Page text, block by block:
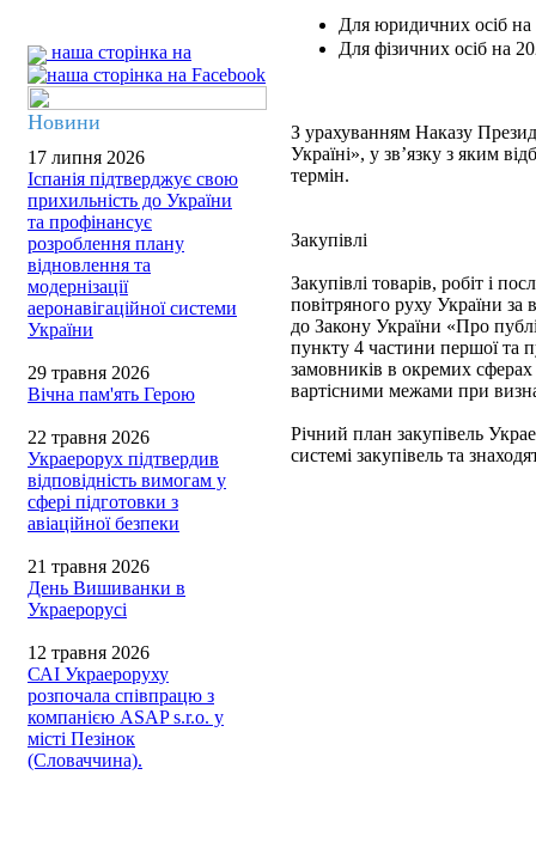
наша сторінка на
Новини
17 липня 2026
Іспанія підтверджує свою
прихильність до України
та профінансує
розроблення плану
відновлення та
модернізації
аеронавігаційної системи
України
29 травня 2026
Вічна пам'ять Герою
22 травня 2026
Украерорух підтвердив
відповідність вимогам у
сфері підготовки з
авіаційної безпеки
21 травня 2026
День Вишиванки в
Украерорусі
12 травня 2026
САІ Украероруху
розпочала співпрацю з
компанією ASAP s.r.o. у
місті Пезінок
(Словаччина).
Для юридичних осіб на
Для фізичних осіб на
З урахуванням Наказу
Україні», у зв’язку з яким
термін.
Закупівлі
Закупівлі товарів, робіт і
повітряного руху України
до Закону України «Про
пункту 4 частини першої та
замовників в окремих
вартісними межами при
Річний план закупівель
системі закупівель та